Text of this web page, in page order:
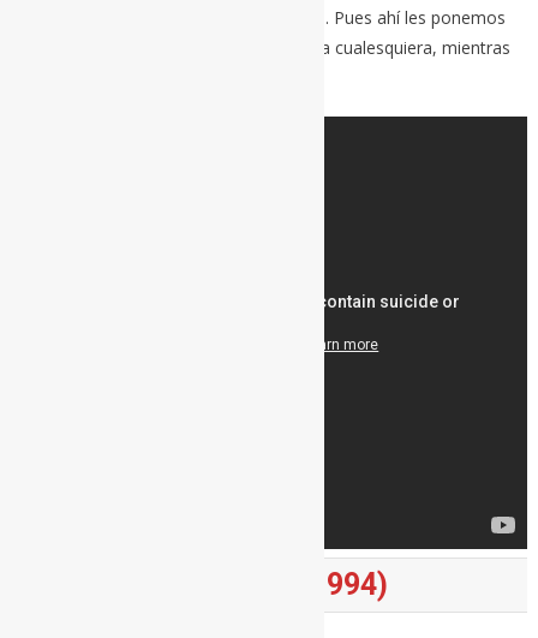
que son, de nuevo, todas nuestras vidas. Pues ahí les ponemos
cara. Sin poder movernos en una autovía cualesquiera, mientras
BANG AND BLAME (1994)